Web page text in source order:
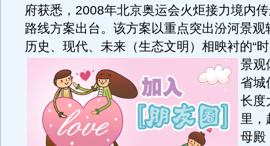
府获悉，2008年北京奥运会火炬接力境内
路线方案出台。该方案以重点突出汾河景观
历史、现代、未来（生态文明）相映衬的“
景观
省城
长度
里，
母殿